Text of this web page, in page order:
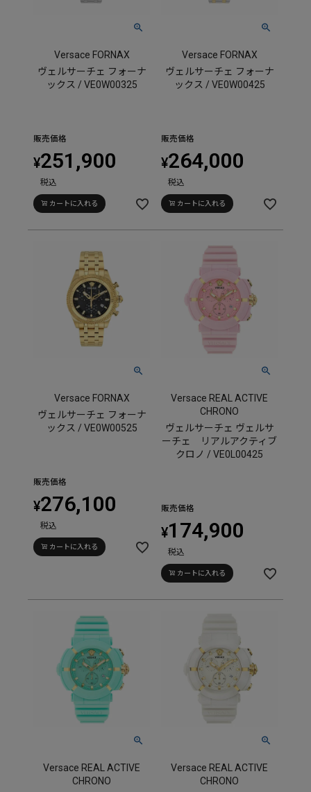
Versace FORNAX
ヴェルサーチェ フォーナ
ックス / VE0W00325
販売価格
¥251,900
税込
カートに入れる
Versace FORNAX
ヴェルサーチェ フォーナ
ックス / VE0W00425
販売価格
¥264,000
税込
カートに入れる
Versace FORNAX
ヴェルサーチェ フォーナ
ックス / VE0W00525
販売価格
¥276,100
税込
カートに入れる
Versace REAL ACTIVE
CHRONO
ヴェルサーチェ ヴェルサ
ーチェ リアルアクティブ
クロノ / VE0L00425
販売価格
¥174,900
税込
カートに入れる
Versace REAL ACTIVE
CHRONO
Versace REAL ACTIVE
CHRONO